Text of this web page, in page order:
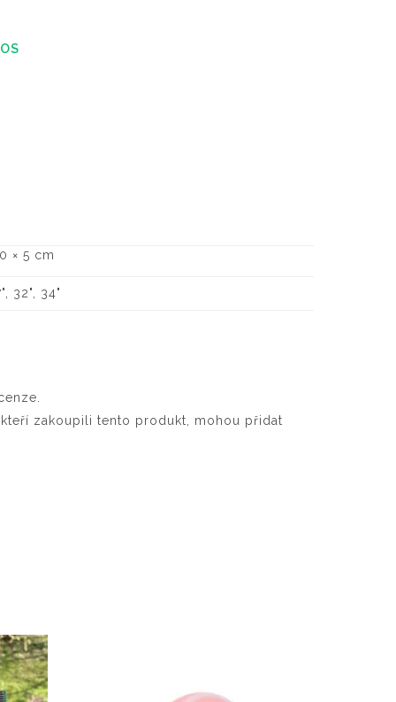
× 5 cm
32", 34"
zakoupili tento produkt, mohou přidat